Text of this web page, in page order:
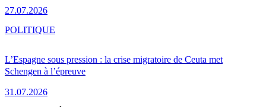
27.07.2026
L’Espagne sous pression : la crise migratoire de Ceuta met
Schengen à l’épreuve
31.07.2026
POLITIQUE